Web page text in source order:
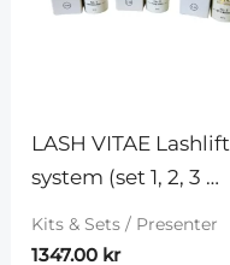
LASH VITAE Lashlift
system (set 1, 2, 3
Kits & Sets / Presenter
1347.00 kr